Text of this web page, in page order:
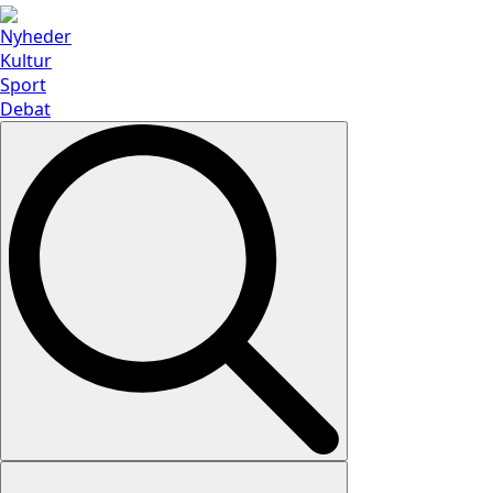
Nyheder
Kultur
Sport
Debat
Search